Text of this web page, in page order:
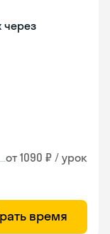
через
от 1090 ₽ / урок
время